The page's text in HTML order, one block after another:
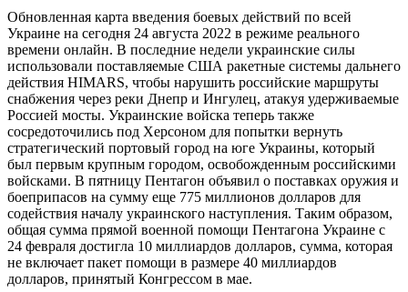
Обновленная карта введения боевых действий по всей
Украине на сегодня 24 августа 2022 в режиме реального
времени онлайн. В последние недели украинские силы
использовали поставляемые США ракетные системы дальнего
действия HIMARS, чтобы нарушить российские маршруты
снабжения через реки Днепр и Ингулец, атакуя удерживаемые
Россией мосты. Украинские войска теперь также
сосредоточились под Херсоном для попытки вернуть
стратегический портовый город на юге Украины, который
был первым крупным городом, освобожденным российскими
войсками. В пятницу Пентагон объявил о поставках оружия и
боеприпасов на сумму еще 775 миллионов долларов для
содействия началу украинского наступления. Таким образом,
общая сумма прямой военной помощи Пентагона Украине с
24 февраля достигла 10 миллиардов долларов, сумма, которая
не включает пакет помощи в размере 40 миллиардов
долларов, принятый Конгрессом в мае.